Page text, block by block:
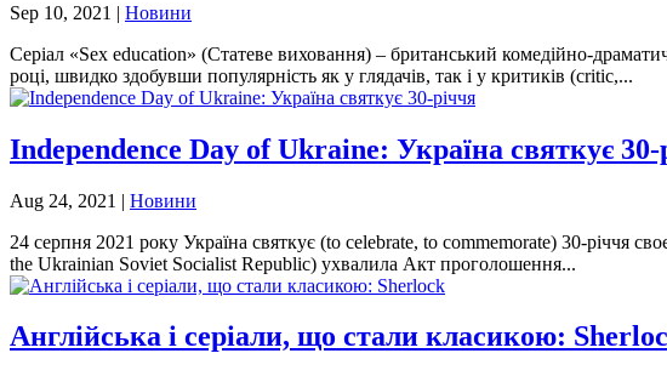
Sep 10, 2021 | Новини
Серіал «Sex education» (Статеве виховання) – британський комедійно-
році, швидко здобувши популярність як у глядачів, так і у критиків (critic,...
Independence Day of Ukraine: Україна святкує 30-
Aug 24, 2021 | Новини
24 серпня 2021 року Україна святкує (to celebrate, to commemorate) 30-річчя
the Ukrainian Soviet Socialist Republic) ухвалила Акт проголошення...
Англійська і серіали, що стали класикою: